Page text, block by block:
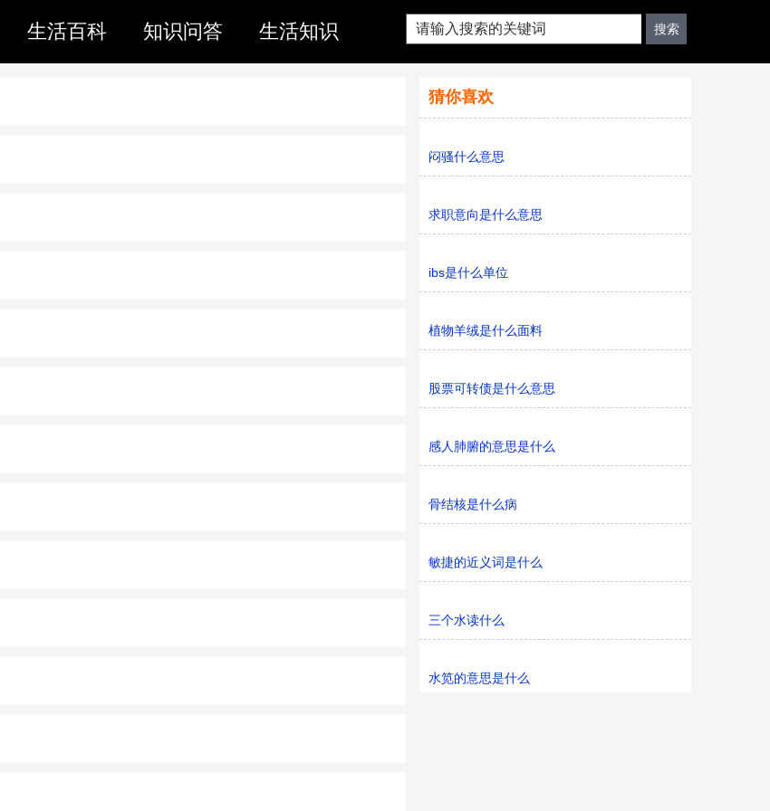
生活百科 知识问答 生活知识
猜你喜欢
闷骚什么意思
求职意向是什么意思
ibs是什么单位
植物羊绒是什么面料
股票可转债是什么意思
感人肺腑的意思是什么
骨结核是什么病
敏捷的近义词是什么
三个水读什么
水笕的意思是什么